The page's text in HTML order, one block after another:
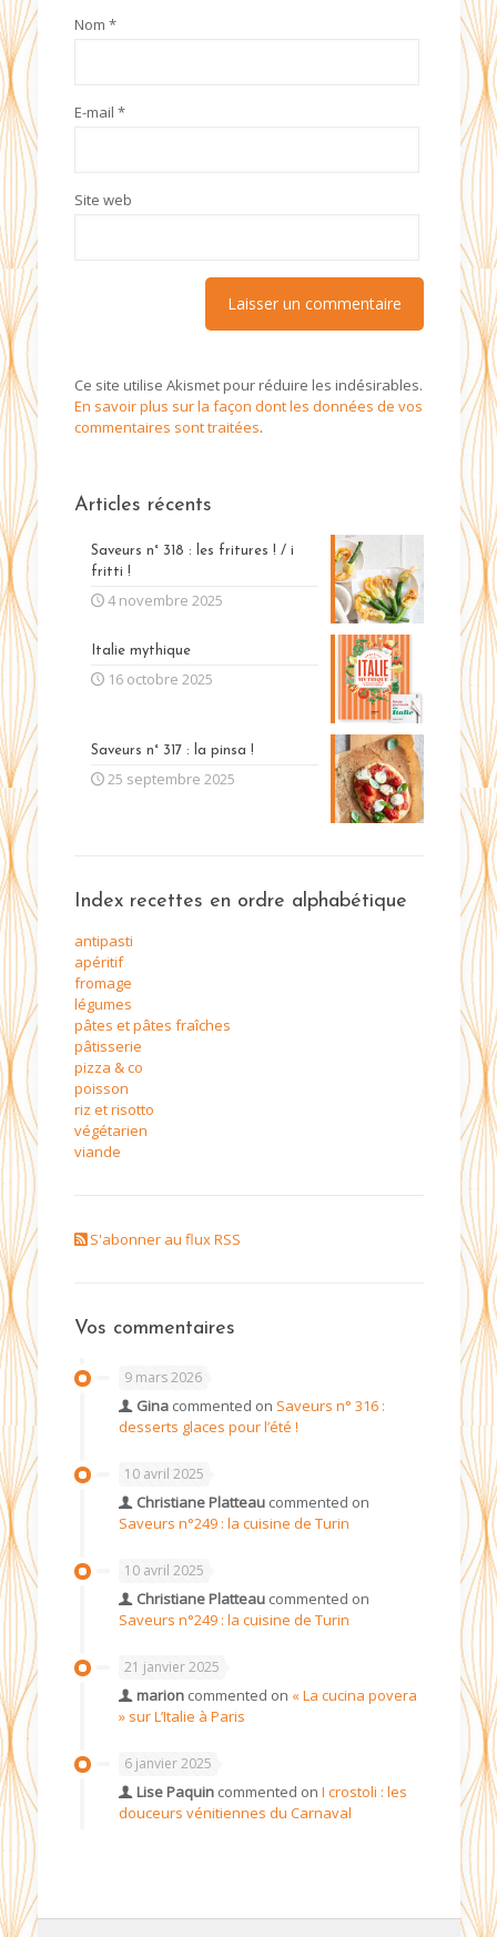
Nom *
E-mail *
Site web
Ce site utilise Akismet pour réduire les indésirables.
En savoir plus sur la façon dont les données de vos
commentaires sont traitées.
Articles récents
Saveurs n° 318 : les fritures ! / i
fritti !
4 novembre 2025
Italie mythique
16 octobre 2025
Saveurs n° 317 : la pinsa !
25 septembre 2025
Index recettes en ordre alphabétique
antipasti
apéritif
fromage
légumes
pâtes et pâtes fraîches
pâtisserie
pizza & co
poisson
riz et risotto
végétarien
viande
S'abonner au flux RSS
Vos commentaires
9 mars 2026
Ginacommented on Saveurs n° 316 :
desserts glaces pour l’été !
10 avril 2025
Christiane Platteaucommented on
Saveurs n°249 : la cuisine de Turin
10 avril 2025
Christiane Platteaucommented on
Saveurs n°249 : la cuisine de Turin
21 janvier 2025
marioncommented on « La cucina povera
» sur L’Italie à Paris
6 janvier 2025
Lise Paquincommented on I crostoli : les
douceurs vénitiennes du Carnaval